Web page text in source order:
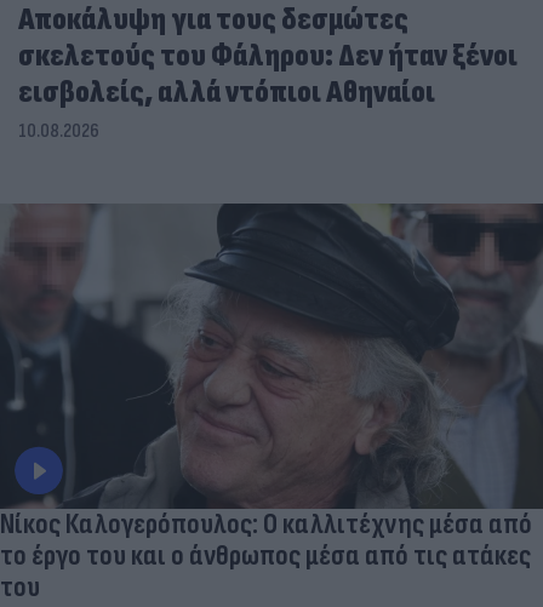
Αποκάλυψη για τους δεσμώτες
σκελετούς του Φάληρου: Δεν ήταν ξένοι
εισβολείς, αλλά ντόπιοι Αθηναίοι
10.08.2026
Νίκος Καλογερόπουλος: Ο καλλιτέχνης μέσα από
το έργο του και ο άνθρωπος μέσα από τις ατάκες
του